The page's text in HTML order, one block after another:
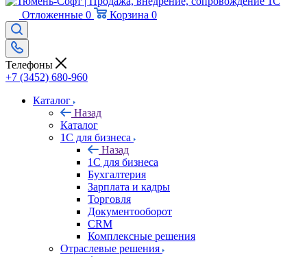
Отложенные 0 Корзина 0
Телефоны
+7 (3452) 680-960
Каталог
Назад
Каталог
1С для бизнеса
Назад
1С для бизнеса
Бухгалтерия
Зарплата и кадры
Торговля
Документооборот
CRM
Комплексные решения
Отраслевые решения